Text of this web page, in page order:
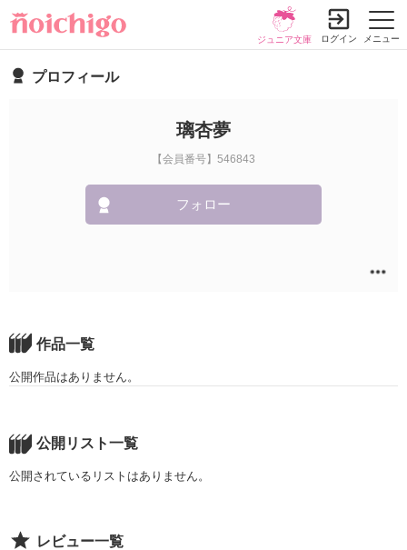
メニュー
ジュニア文庫 ログイン
プロフィール
璃杏夢
【会員番号】546843
フォロー
作品一覧
公開作品はありません。
公開リスト一覧
公開されているリストはありません。
レビュー一覧